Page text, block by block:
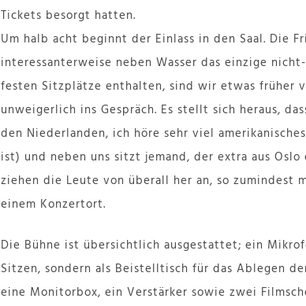
Tickets besorgt hatten.
Um halb acht beginnt der Einlass in den Saal. Die
interessanterweise neben Wasser das einzige
festen Sitzplätze enthalten, sind wir etwas früher
unweigerlich ins Gespräch. Es stellt sich heraus,
den Niederlanden, ich höre sehr viel
ist) und neben uns sitzt jemand, der extra aus
ziehen die Leute von überall her an, so zumindest
einem Konzertort.
Die Bühne ist übersichtlich ausgestattet; ein
Sitzen, sondern als Beistelltisch für das Ablegen
eine Monitorbox, ein Verstärker sowie zwei